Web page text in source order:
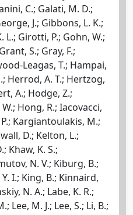
C.; Galati, M. D.;
J.; Gibbons, L. K.;
L.; Girotti, P.; Gohn, W.;
S.; Gray, F.;
Leagas, T.; Hampai,
Herrod, A. T.; Hertzog,
A.; Hodge, Z.;
Hong, R.; Iacovacci,
Kargiantoulakis, M.;
D.; Kelton, L.;
Khaw, K. S.;
N. V.; Kiburg, B.;
I.; King, B.; Kinnaird,
N. A.; Labe, K. R.;
Lee, M. J.; Lee, S.; Li, B.;